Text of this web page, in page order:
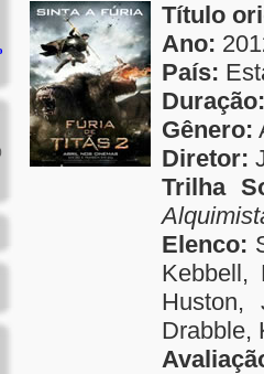
Título
Ano:
País:
Duração:
Gênero:
Diretor:
Trilha
Elenco:
Kebbell,
Huston,
Drabble,